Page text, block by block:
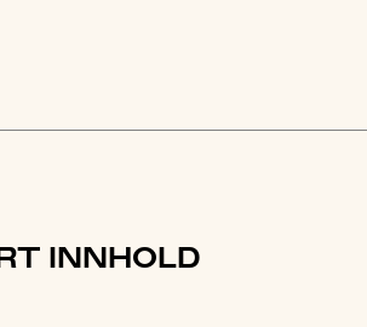
INNHOLD